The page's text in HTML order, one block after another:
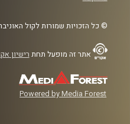
© כל הזכויות שמורות לקול
אתר זה מופעל תחת רישיון
Powered by Media Forest